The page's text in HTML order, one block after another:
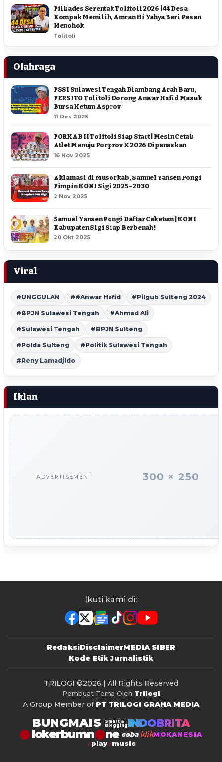
Pilkades Serentak Tolitoli 2026 | 44 Desa
Kompak Memilih, Amran Hi Yahya Beri Pesan
Menohok
Tolitoli
Olahraga
PSSI Sulawesi Tengah Diambang Arah Baru,
PERSITO Tolitoli Dorong Anwar Hafid Masuk
Bursa Ketum Asprov
11 Des 2025
PORKAB II Tolitoli Siap Start | Mesin Cetak
Atlet Menuju Porprov X 2026 Dipanaskan
16 Nov 2025
Aklamasi di Musorkab, Samuel Yansen Pongi
Pimpin KONI Sigi 2025–2030
2 Nov 2025
Samuel Yansen Pongi Daftar Caketum | KONI
Kabupaten Sigi Siap Berbenah !
20 Okt 2025
Viral
#UNGGULAN ##Anwar Hafid #Pilgub Sulteng 2024
#BPJN Sulawesi Tengah #Ahmad Ali
#Sulawesi Tengah #BPJN Sulteng
#Polda Sulteng #Politik Sulawesi Tengah
#Reny Lamadjido
Iklan
ADVERTISEMENT 300 × 250
Ikuti kami di:
RedaksiDisclaimerMEDIA SIBER
Kode Etik Jurnalistik
TRILOGI ©2026 | All Rights Reserved
Pembuat Tema Oleh Trilogi
A Group Member of PT TRILOGI GRAHA MEDIA
BUNGMAIS
Smart &
Blogging INDOBRITA
lokerbumn coba klikMOKANESIA
play
music